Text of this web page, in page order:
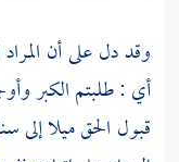
وقد دل على أن
أي : طلبتم الكبر
قبول الحق ميلا إلى